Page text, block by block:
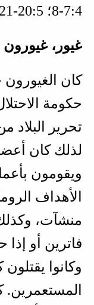
4‏:7‏-8؛ 5‏:20‏-21
غيور، غيورون
كان الغيورون
حكومة
تحرير البلاد
لذلك كان
ويقومون
الأهداف
منشآت،
فاترين أو
وكانوا
المستعمرين.